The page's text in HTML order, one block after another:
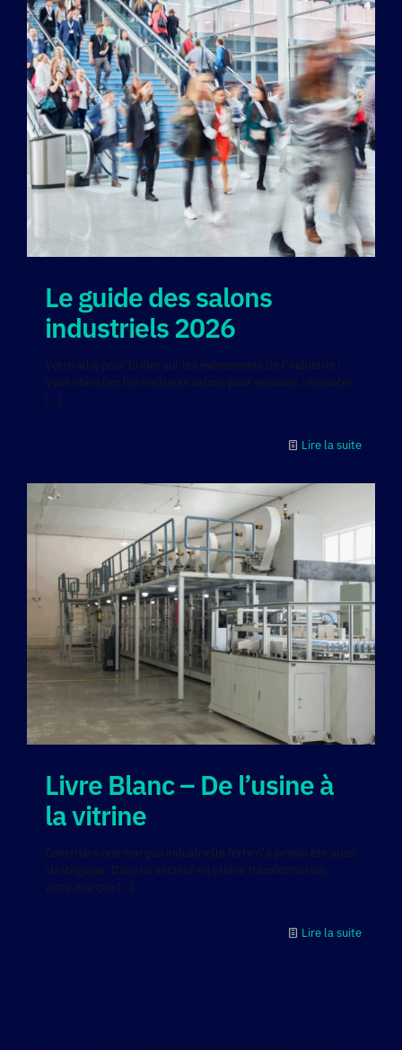
Le guide des salons
industriels 2026
Votre allié pour briller sur les événements de l’industrie !
Vous cherchez les meilleurs salons pour exposer, réseauter
[…]
Lire la suite
Livre Blanc – De l’usine à
la vitrine
Construire une marque industrielle forte n’a jamais été aussi
stratégique. Dans un secteur en pleine transformation,
votre marque […]
Lire la suite